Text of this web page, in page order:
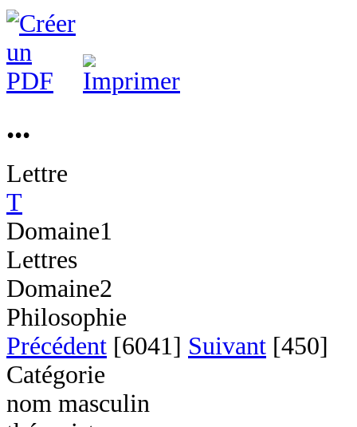
...
Lettre
T
Domaine1
Lettres
Domaine2
Philosophie
Précédent [6041] Suivant [450]
Catégorie
nom masculin